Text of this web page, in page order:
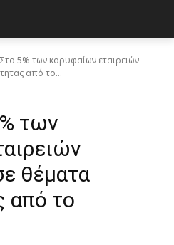
5% των κορυφαίων εταιρειών
από το...
των
θέματα
από το